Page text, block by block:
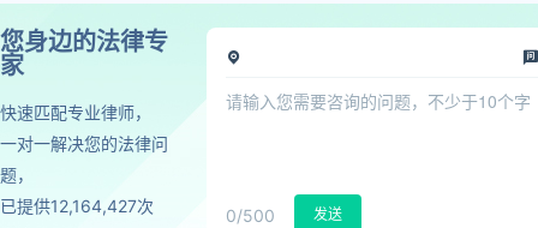
您身边的法律专
家
快速匹配专业律师，
一对一解决您的法律问
题，
已提供12,164,427次
0/500 发送